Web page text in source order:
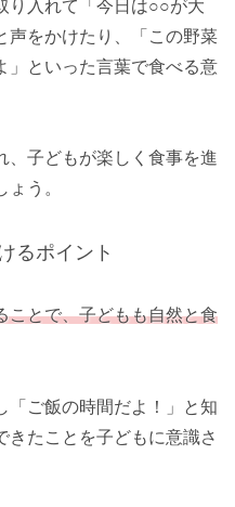
り入れて「今日は○○が大
声をかけたり、「この野菜
」といった言葉で食べる意
、子どもが楽しく食事を進
う。
るポイント
ことで、子どもも自然と食
「ご飯の時間だよ！」と知
きたことを子どもに意識さ